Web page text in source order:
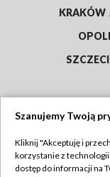
KRAKÓW
Szanujemy Twoją
Kliknij "Akceptuję i
korzystanie z
dostęp do informacji na